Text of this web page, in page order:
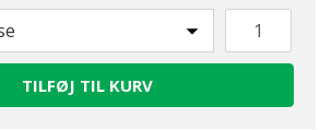
TILFØJ TIL KURV